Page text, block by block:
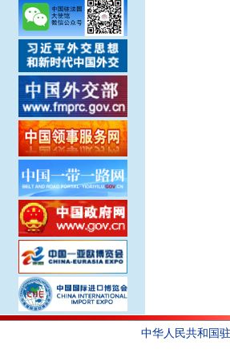
中华人民共和国